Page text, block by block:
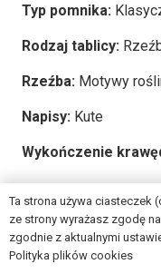
Typ pomnika:
Rodzaj tablicy:
Rzeźba: Motywy
Napisy: Kute
Wykończenie
2025 ©
Ta strona używa ciasteczek
ze strony wyrażasz zgodę
zgodnie z aktualnymi
Polityka plików cookies